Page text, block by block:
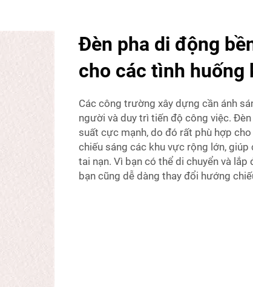
Đèn pha di động
cho các tình huống
Các công trường xây dựng cần ánh
người và duy trì tiến độ công việc.
suất cực mạnh, do đó rất phù hợp
chiếu sáng các khu vực rộng lớn,
tai nạn. Vì bạn có thể di chuyển và
bạn cũng dễ dàng thay đổi hướng